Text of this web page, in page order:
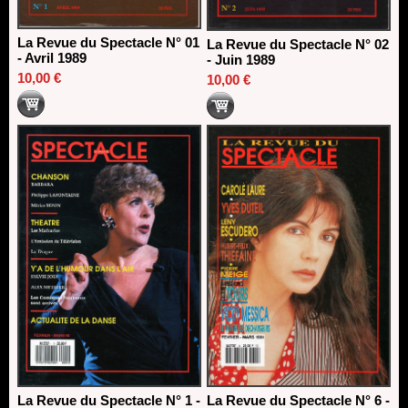
La Revue du Spectacle N° 01
- Avril 1989
10,00 €
La Revue du Spectacle N° 02
- Juin 1989
10,00 €
La Revue du Spectacle N° 1 - La Revue du Spectacle N° 6 -